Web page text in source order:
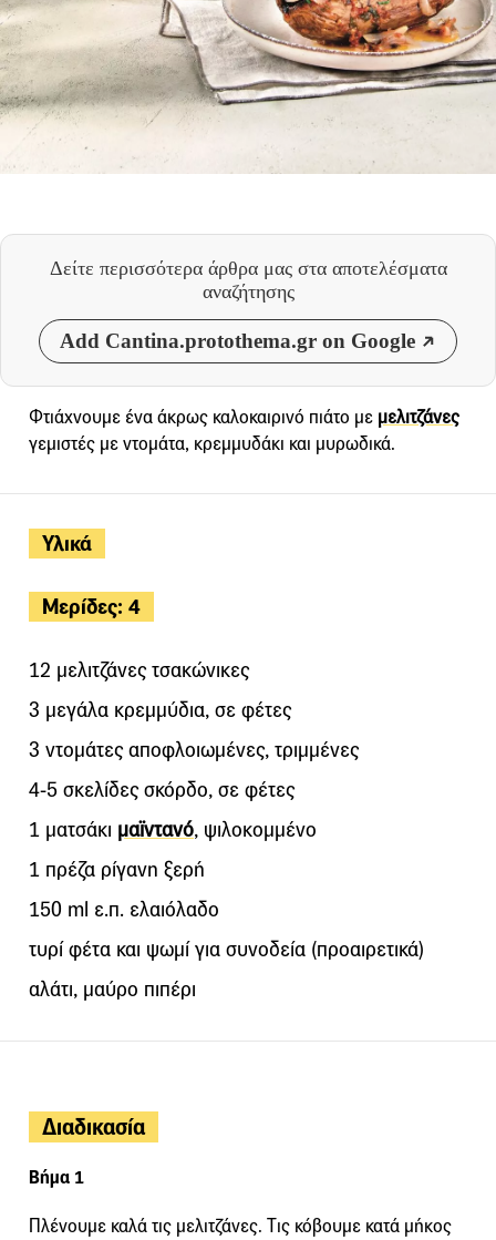
Δείτε περισσότερα άρθρα μας στα αποτελέσματα
αναζήτησης
Add Cantina.protothema.gr on Google
Υλικά
Μερίδες: 4
12 μελιτζάνες τσακώνικες
3 μεγάλα κρεμμύδια, σε φέτες
3 ντομάτες αποφλοιωμένες, τριμμένες
4-5 σκελίδες σκόρδο, σε φέτες
1 ματσάκι μαϊντανό, ψιλοκομμένο
1 πρέζα ρίγανη ξερή
150 ml ε.π. ελαιόλαδο
τυρί φέτα και ψωμί για συνοδεία (προαιρετικά)
αλάτι, μαύρο πιπέρι
Φτιάχνουμε ένα άκρως καλοκαιρινό πιάτο με μελιτζάνες
γεμιστές με ντομάτα, κρεμμυδάκι και μυρωδικά.
Διαδικασία
Βήμα 1
Πλένουμε καλά τις μελιτζάνες. Tις κόβουμε κατά μήκος